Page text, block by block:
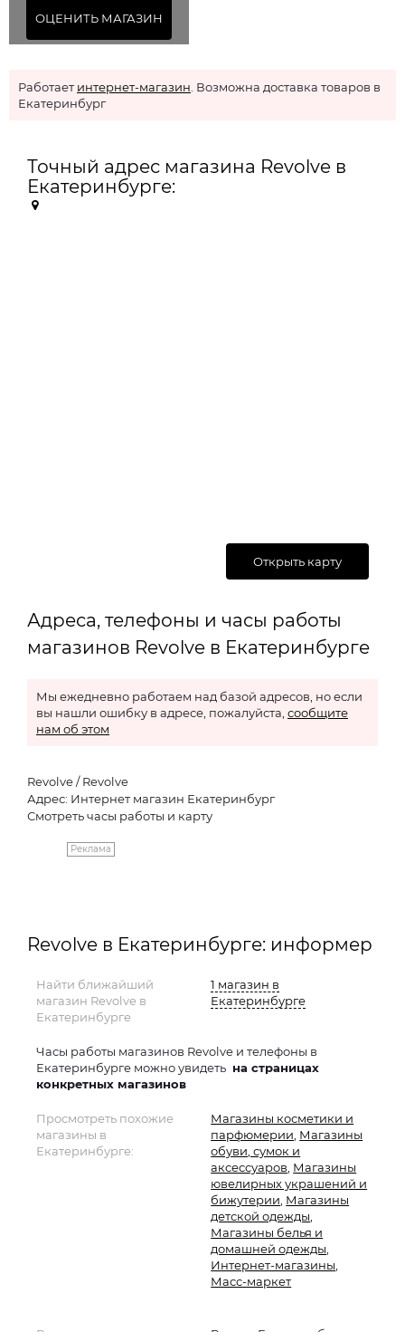
ОЦЕНИТЬ МАГАЗИН
Работаетинтернет-магазин . Возможна доставка товаров в
Екатеринбург
Точный адрес магазина Revolve в
Екатеринбурге:
Открыть карту
Адреса, телефоны и часы работы
магазинов Revolve в Екатеринбурге
Мы ежедневно работаем над базой адресов, но если
вы нашли ошибку в адресе, пожалуйста, сообщите
нам об этом
Revolve / Revolve
Адрес: Интернет магазин Екатеринбург
Смотреть часы работы и карту
Реклама
Revolve в Екатеринбурге: информер
Найти ближайший
магазин Revolve в
Екатеринбурге
1 магазин в
Екатеринбурге
Часы работы магазинов Revolve и телефоны в
Екатеринбурге можно увидеть на страницах
конкретных магазинов
Просмотреть похожие
магазины в
Екатеринбурге:
Магазины косметики и
парфюмерии Магазины
обуви, сумок и
аксессуаров Магазины
ювелирных украшений и
бижутерии Магазины
детской одежды
Магазины белья и
домашней одежды
Интернет-магазины
Масс-маркет